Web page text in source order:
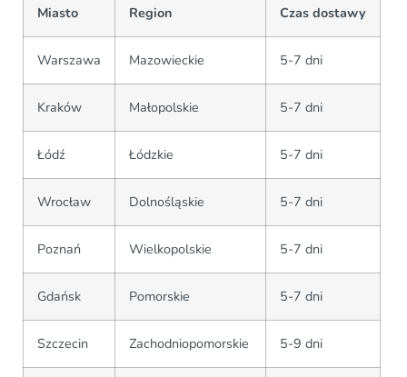
Miasto Region Czas dostawy
Warszawa Mazowieckie 5-7 dni
Kraków Małopolskie 5-7 dni
Łódź Łódzkie 5-7 dni
Wrocław Dolnośląskie 5-7 dni
Poznań Wielkopolskie 5-7 dni
Gdańsk Pomorskie 5-7 dni
Szczecin Zachodniopomorskie 5-9 dni